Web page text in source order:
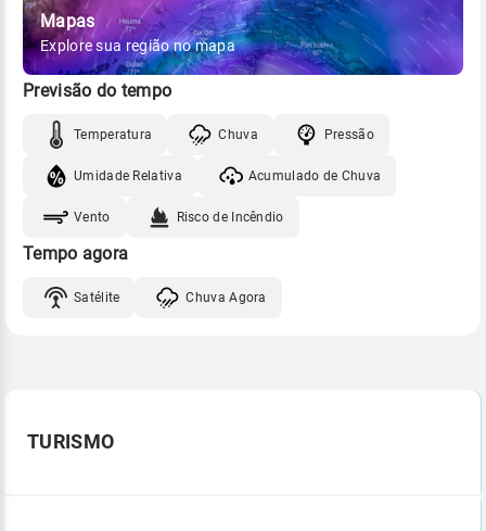
Mapas
Explore sua região no mapa
Previsão do tempo
Temperatura Chuva Pressão
Umidade Relativa Acumulado de Chuva
Vento Risco de Incêndio
Tempo agora
Satélite Chuva Agora
TURISMO